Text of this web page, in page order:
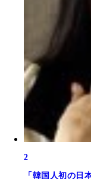
2
「韓国人初の日